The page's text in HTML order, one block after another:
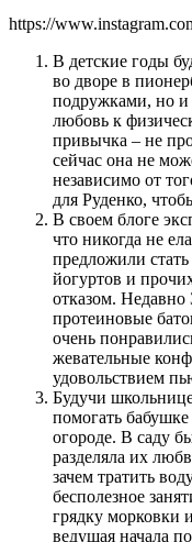
https://
В детские годы
во дворе в
подружками, но и
любовь к
привычка – не
сейчас она не
независимо от
для Руденко,
В своем блоге
что никогда не
предложили
йогуртов и
отказом. Недавно
протеиновые
очень
жевательные
удовольствием
Будучи
помогать
огороде. В саду
разделяла их
зачем тратить
бесполезное
грядку морковки
ведущая начала